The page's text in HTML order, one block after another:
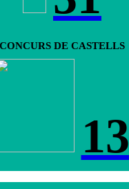
CONCURS DE CASTELLS
13